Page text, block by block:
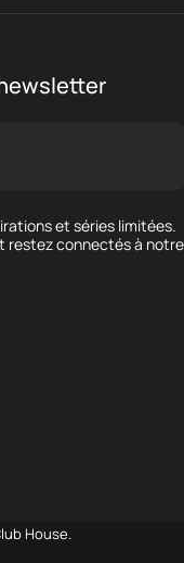
et séries limitées.
restez connectés à notre
House.